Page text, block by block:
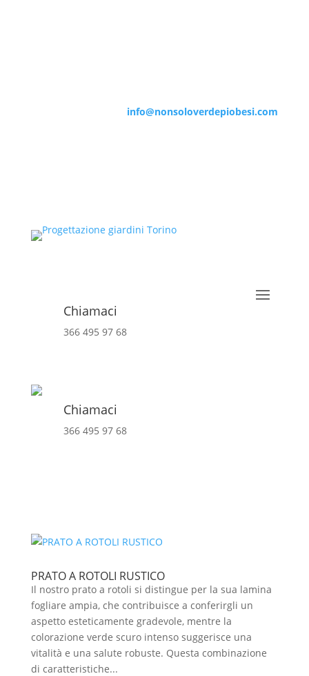
info@nonsoloverdepiobesi.com
Chiamaci
366 495 97 68
Chiamaci
366 495 97 68
PRATO A ROTOLI RUSTICO
Il nostro prato a rotoli si distingue per la sua lamina
fogliare ampia, che contribuisce a conferirgli un
aspetto esteticamente gradevole, mentre la
colorazione verde scuro intenso suggerisce una
vitalità e una salute robuste. Questa combinazione
di caratteristiche...